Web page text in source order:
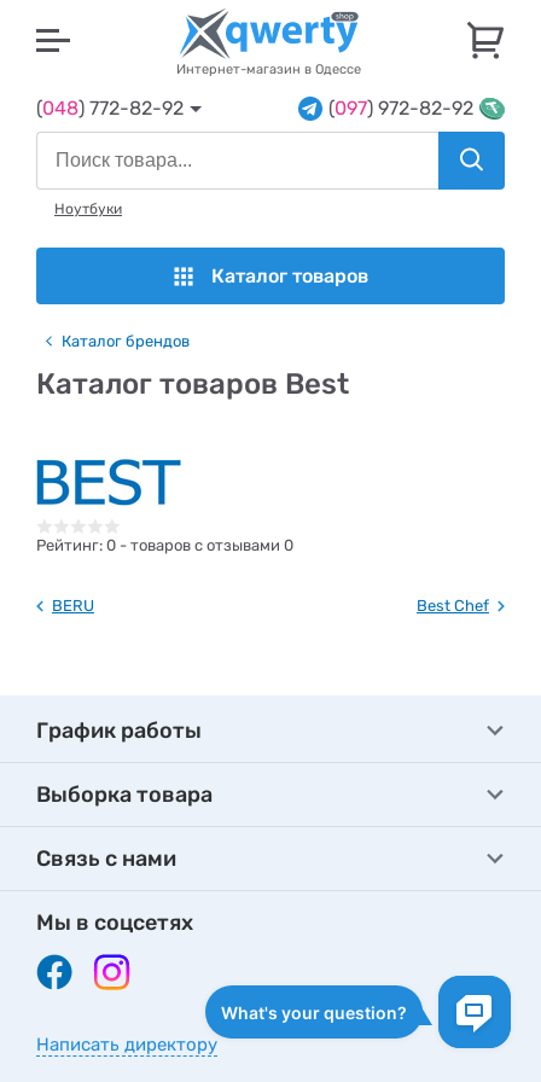
Интернет-магазин в Одессе
(048) 772-82-92 (097) 972-82-92
Ноутбуки
Каталог товаров
Каталог брендов
Каталог товаров Best
Рейтинг: 0 - товаров с отзывами 0
BERU Best Chef
График работы
Выборка товара
Связь с нами
Мы в соцсетях
Написать директору